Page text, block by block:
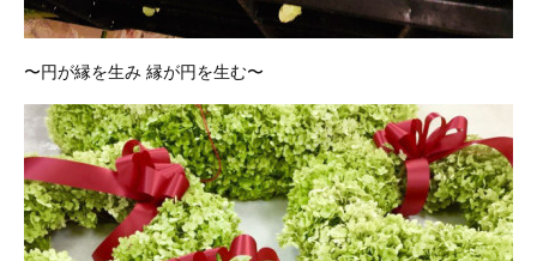
〜円が縁を生み 縁が円を生む〜